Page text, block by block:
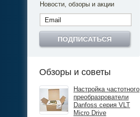
Новости, обзоры и акции
ПОДПИСАТЬСЯ
Обзоры и советы
Настройка частотного
преобразрователи
Danfoss серия VLT
Micro Drive